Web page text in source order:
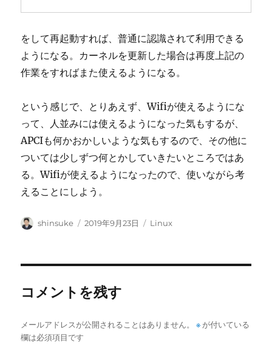
をして再起動すれば、普通に認識されて利用できる
ようになる。カーネルを更新した場合は再度上記の
作業をすればまた使えるようになる。
という感じで、とりあえず、Wifiが使えるようにな
って、人並みには使えるようになった気もするが、
APCIも何かおかしいような気もするので、その他に
ついては少しずつ何とかしていきたいところではあ
る。Wifiが使えるようになったので、使いながら考
えることにしよう。
投
shinsuke
投
2019年9月23日
カ
Linux
コメントを残す
メールアドレスが公開されることはありません。 ※が付いている
欄は必須項目です